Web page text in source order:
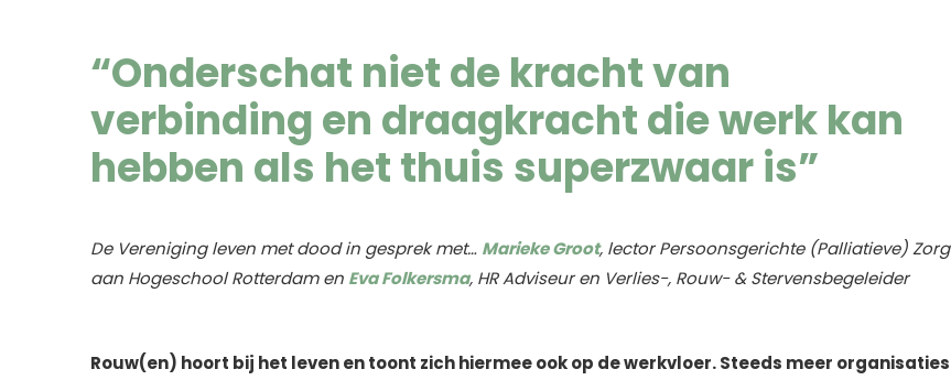
“Onderschat niet de kracht van
verbinding en draagkracht die werk kan
hebben als het thuis superzwaar is”
De Vereniging leven met dood in gesprek met… Marieke Groot, lector Persoonsgerichte (Palliatieve) Zorg
aan Hogeschool Rotterdam en Eva Folkersma, HR Adviseur en Verlies-, Rouw- & Stervensbegeleider
Rouw(en) hoort bij het leven en toont zich hiermee ook op de werkvloer. Steeds meer organisaties